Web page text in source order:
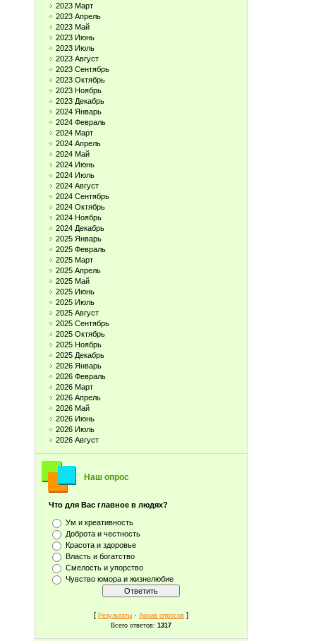
2023 Март
2023 Апрель
2023 Май
2023 Июнь
2023 Июль
2023 Август
2023 Сентябрь
2023 Октябрь
2023 Ноябрь
2023 Декабрь
2024 Январь
2024 Февраль
2024 Март
2024 Апрель
2024 Май
2024 Июнь
2024 Июль
2024 Август
2024 Сентябрь
2024 Октябрь
2024 Ноябрь
2024 Декабрь
2025 Январь
2025 Февраль
2025 Март
2025 Апрель
2025 Май
2025 Июнь
2025 Июль
2025 Август
2025 Сентябрь
2025 Октябрь
2025 Ноябрь
2025 Декабрь
2026 Январь
2026 Февраль
2026 Март
2026 Апрель
2026 Май
2026 Июнь
2026 Июль
2026 Август
Наш опрос
Что для Вас главное в людях?
Ум и креативность
Доброта и честность
Красота и здоровье
Власть и богатство
Смелость и упорство
Чувство юмора и жизнелюбие
[ Результаты · Архив опросов ]
Всего ответов: 1317